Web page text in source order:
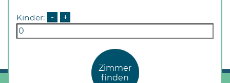
Kinder: - +
Zimmer
finden